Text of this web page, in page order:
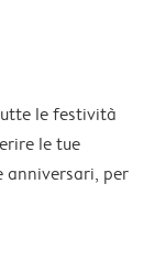
le festività
le tue
anniversari, per